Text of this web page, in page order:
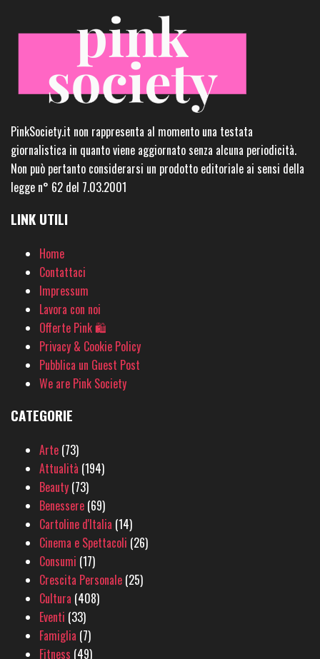
PinkSociety.it non rappresenta al momento una testata
giornalistica in quanto viene aggiornato senza alcuna periodicità.
Non può pertanto considerarsi un prodotto editoriale ai sensi della
legge n° 62 del 7.03.2001
LINK UTILI
Home
Contattaci
Impressum
Lavora con noi
Offerte Pink 🛍
Privacy & Cookie Policy
Pubblica un Guest Post
We are Pink Society
CATEGORIE
Arte (73)
Attualità (194)
Beauty (73)
Benessere (69)
Cartoline d'Italia (14)
Cinema e Spettacoli (26)
Consumi (17)
Crescita Personale (25)
Cultura (408)
Eventi (33)
Famiglia (7)
Fitness (49)